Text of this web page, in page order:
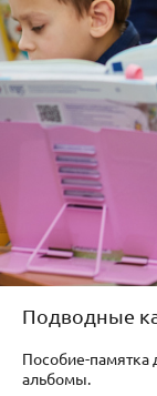
Подводные
Пособие-
альбомы.